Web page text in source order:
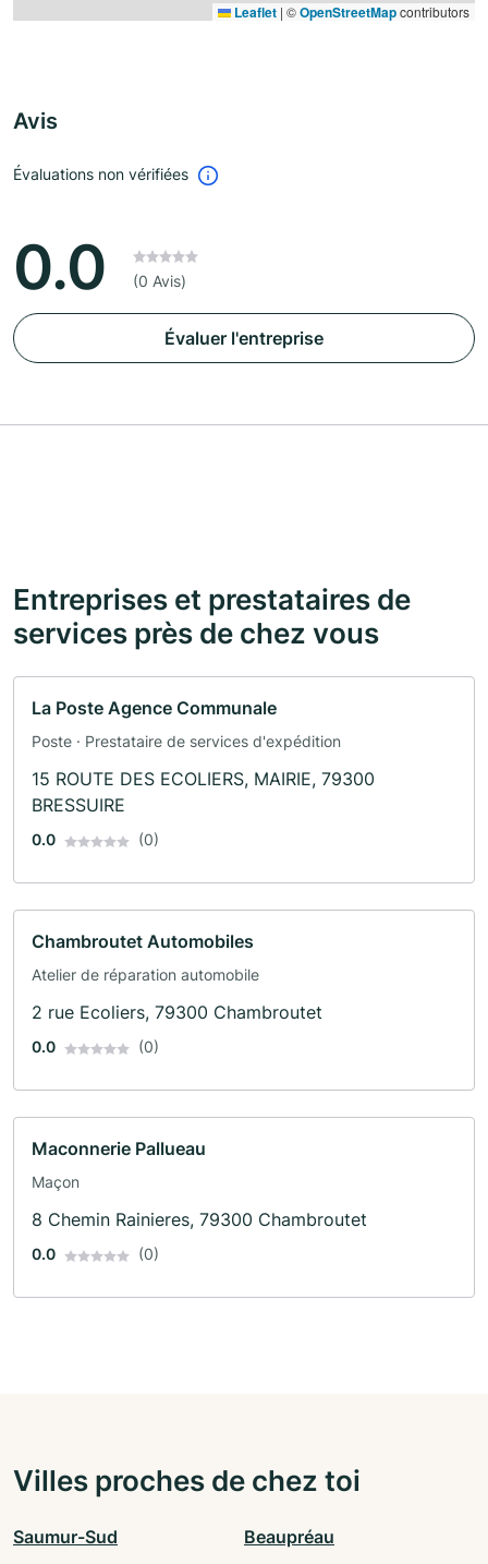
Leaflet | ©OpenStreetMapcontributors
Avis
Évaluations non vérifiées
0.0 (0 Avis)
Évaluer l'entreprise
Entreprises et prestataires de
services près de chez vous
La Poste Agence Communale
Poste · Prestataire de services d'expédition
15 ROUTE DES ECOLIERS, MAIRIE, 79300
BRESSUIRE
0.0 (0)
Chambroutet Automobiles
Atelier de réparation automobile
2 rue Ecoliers, 79300 Chambroutet
0.0 (0)
Maconnerie Pallueau
Maçon
8 Chemin Rainieres, 79300 Chambroutet
0.0 (0)
Villes proches de chez toi
Saumur-Sud Beaupréau